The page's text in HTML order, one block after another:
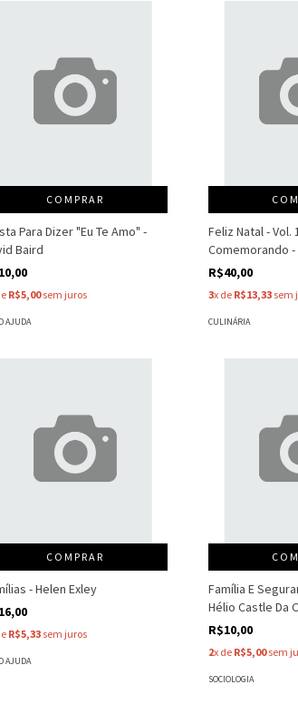
COMPRAR
Para Dizer "Eu Te Amo" -
Baird
R$5,00sem juros
AJUDA
Feliz Natal - Vol.
Comemorando
R$40,00
3x de R$13,33 sem
CULINÁRIA
COMPRAR
- Helen Exley
R$5,33 sem juros
AJUDA
Família E
Hélio Castle Da
R$10,00
2x de R$5,00sem
SOCIOLOGIA